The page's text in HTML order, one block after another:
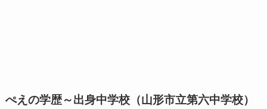
ぺえの学歴～出身中学校（山形市立第六中学校）